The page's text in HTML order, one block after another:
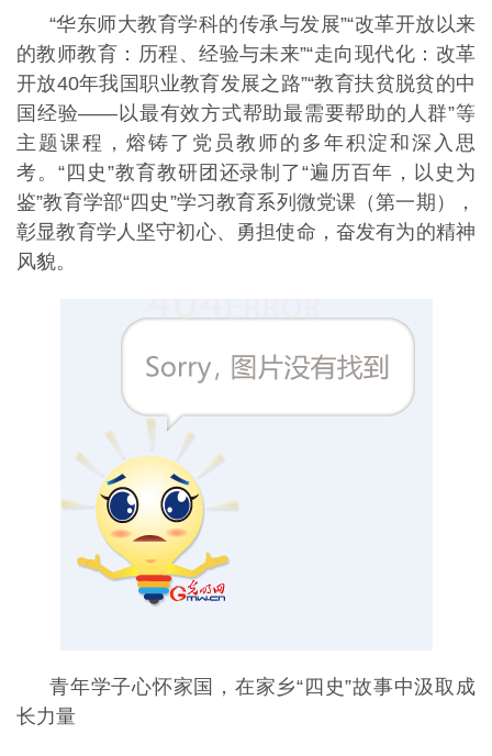
“华东师大教育学科的传承与发展”“改革开放以来
的教师教育：历程、经验与未来”“走向现代化：改革
开放40年我国职业教育发展之路”“教育扶贫脱贫的中
国经验——以最有效方式帮助最需要帮助的人群”等
主题课程，熔铸了党员教师的多年积淀和深入思
考。“四史”教育教研团还录制了“遍历百年，以史为
鉴”教育学部“四史”学习教育系列微党课（第一期），
彰显教育学人坚守初心、勇担使命，奋发有为的精神
风貌。
青年学子心怀家国，在家乡“四史”故事中汲取成
长力量